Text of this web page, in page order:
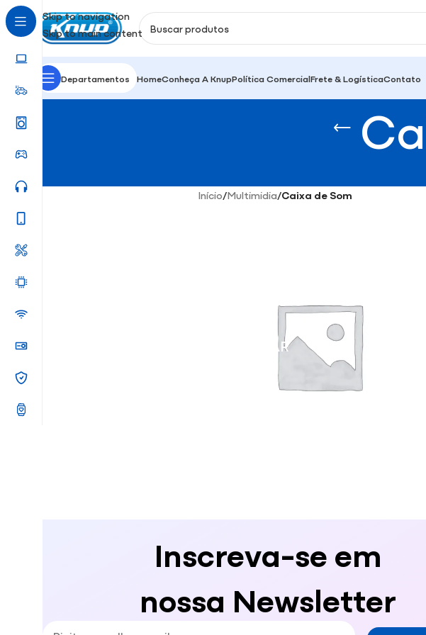
Skip to navigation
Skip to main content
Departamentos HomeConheça A KnupPolítica ComercialFrete & LogísticaContato
Início/Multimidia/Caixa de Som
SOUNDBAR
Inscreva-se em
nossa Newsletter